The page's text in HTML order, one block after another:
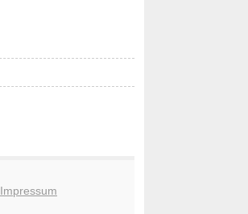
Impressum